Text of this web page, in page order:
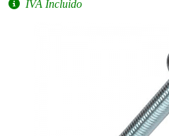
IVA Incluido